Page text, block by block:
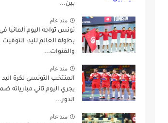
بين...
منذ عام
تونس تواجه اليوم ألمانيا في
بطولة العالم لليد: التوقيت
والقنوات...
منذ عام
المنتخب التونسي لكرة اليد
يجري اليوم ثاني مبارياته
الدور...
منذ عام